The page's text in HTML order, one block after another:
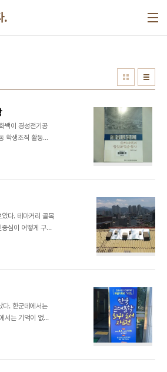
.
백이 경성전기공
학생조직 활동을
신이 직접 그렸다.
다. 테마거리 골목
심이 어떻게 구성
다. 한군데에서는
서는 기억이 없어
울 둘러보고나서